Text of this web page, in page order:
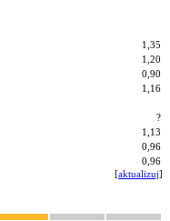
1,35
1,20
0,90
1,16
?
1,13
0,96
0,96
[aktualizuj]